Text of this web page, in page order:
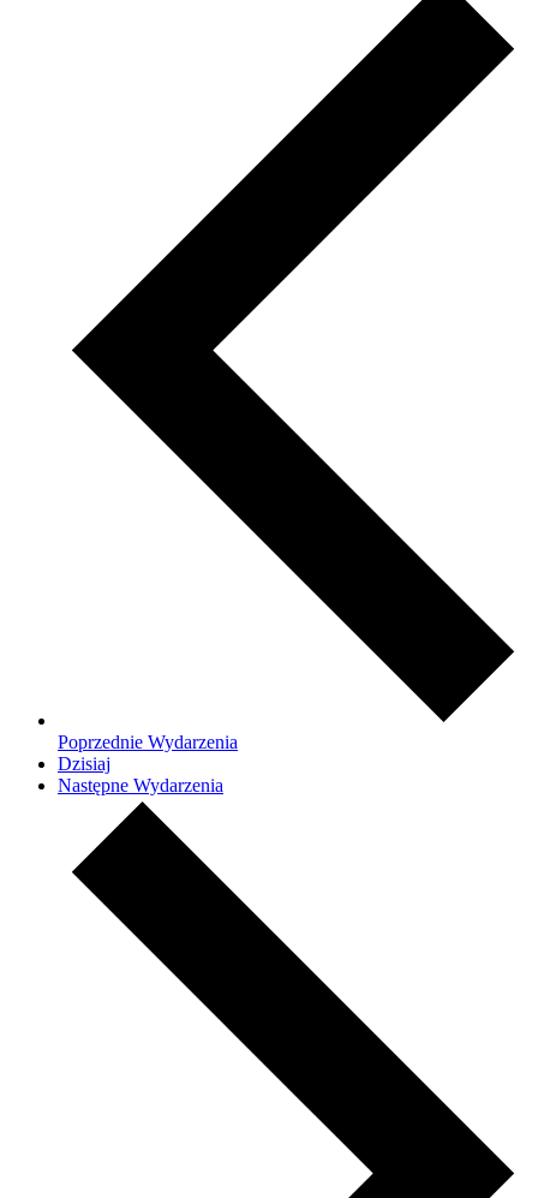
Poprzednie Wydarzenia
Dzisiaj
Następne Wydarzenia